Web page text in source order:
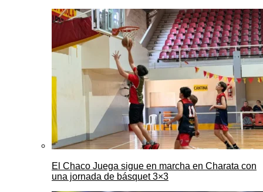
El Chaco Juega sigue en marcha en Charata con
una jornada de básquet 3×3